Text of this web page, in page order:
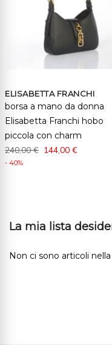
ELISABETTA FRANCHI
borsa a mano da donna
Elisabetta Franchi hobo
piccola con charm
240,00 € 144,00 €
- 40%
La mia lista
Non ci sono articoli